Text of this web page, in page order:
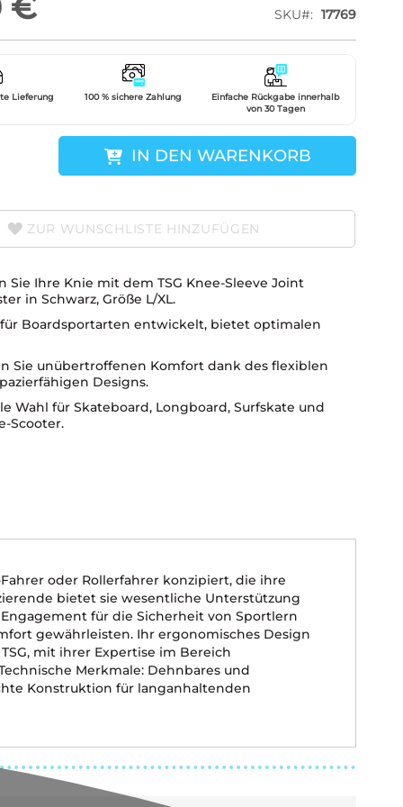
SKU
17769
Lieferung 100 % sichere Zahlung
Einfache Rückgabe innerhalb
von 30 Tagen
IN DEN WARENKORB
ZUR WUNSCHLISTE HINZUFÜGEN
Sie Ihre Knie mit dem TSG Knee-Sleeve Joint
in Schwarz, Größe L/XL.
Boardsportarten entwickelt, bietet optimalen
Sie unübertroffenen Komfort dank des flexiblen
Designs.
Wahl für Skateboard, Longboard, Surfskate und
Scooter.
Fahrer oder Rollerfahrer konzipiert, die ihre
bietet sie wesentliche Unterstützung
für die Sicherheit von Sportlern
gewährleisten. Ihr ergonomisches Design
mit ihrer Expertise im Bereich
Merkmale: Dehnbares und
Konstruktion für langanhaltenden